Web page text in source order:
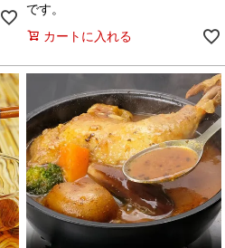
です。
カートに入れる